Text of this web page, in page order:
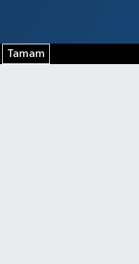
Tamam